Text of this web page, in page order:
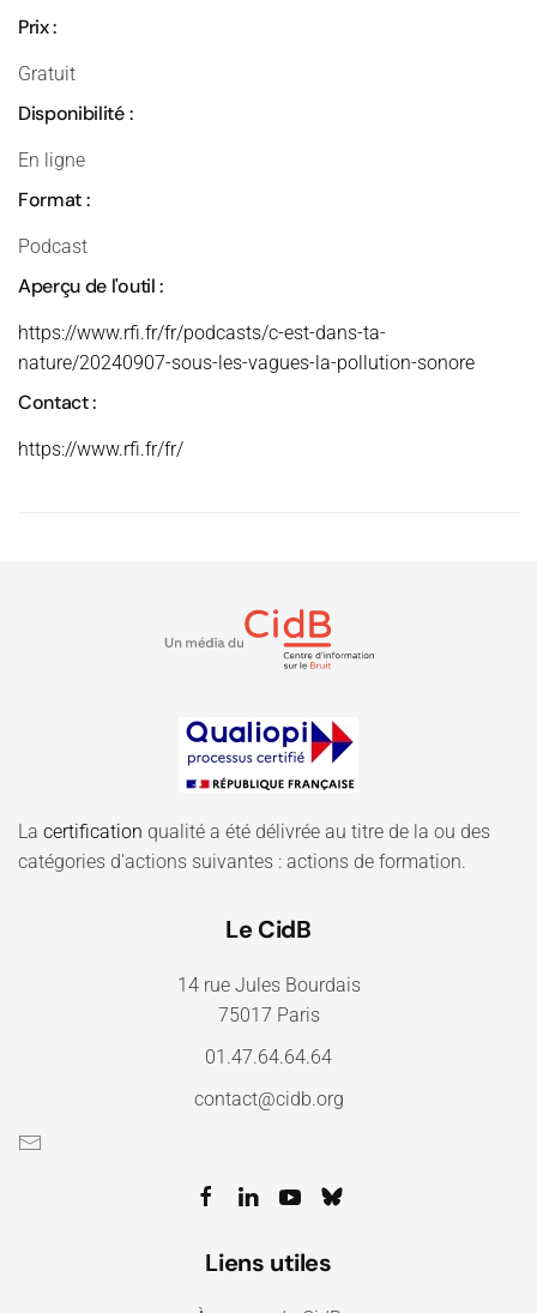
Prix :
Gratuit
Disponibilité :
En ligne
Format :
Podcast
Aperçu de l'outil :
https://www.rfi.fr/fr/podcasts/c-est-dans-ta-
nature/20240907-sous-les-vagues-la-pollution-sonore
Contact :
https://www.rfi.fr/fr/
La certification qualité a été délivrée au titre de la ou des
catégories d'actions suivantes : actions de formation.
Le CidB
14 rue Jules Bourdais
75017 Paris
01.47.64.64.64
contact@cidb.org
Liens utiles